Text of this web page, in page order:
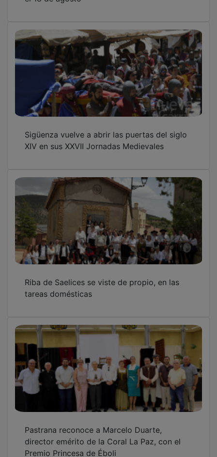
Riba de Saelices se viste de propio, en las
tareas domésticas
Pastrana reconoce a Marcelo Duarte,
director emérito de la Coral La Paz, con el
Premio Princesa de Éboli
La Fundación Siglo Futuro distingue a
referentes de la cultura y los valores
humanos en Guadalajara